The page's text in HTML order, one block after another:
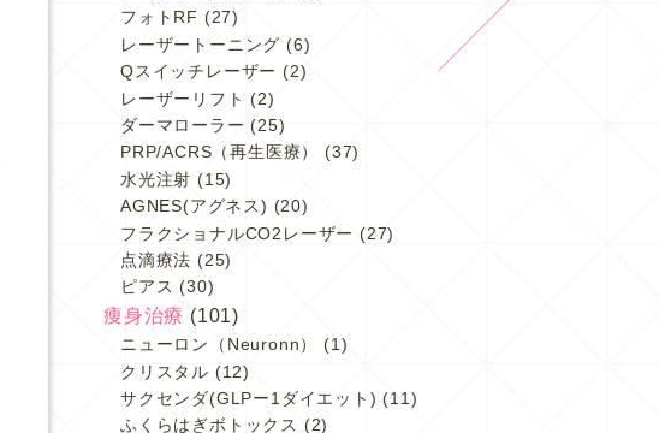
フォトRF (27)
レーザートーニング (6)
Qスイッチレーザー (2)
レーザーリフト (2)
ダーマローラー (25)
PRP/ACRS（再生医療）
(37)
水光注射 (15)
AGNES(アグネス) (20)
フラクショナルCO2レーザー (27)
点滴療法 (25)
ピアス (30)
痩身治療 (101)
ニューロン（Neuronn）
(1)
クリスタル (12)
サクセンダ(GLPー1ダイエット) (11)
ふくらはぎボトックス (2)